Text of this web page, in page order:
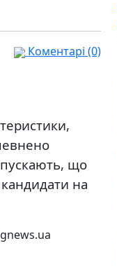
Коментарі (0)
що
на